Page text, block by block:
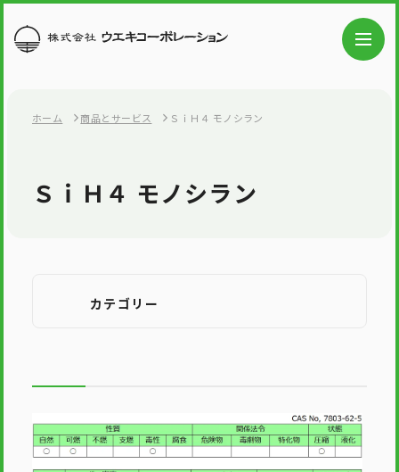
ホーム 商品とサービス ＳｉＨ４ モノシラン
ＳｉＨ４ モノシラン
カテゴリー